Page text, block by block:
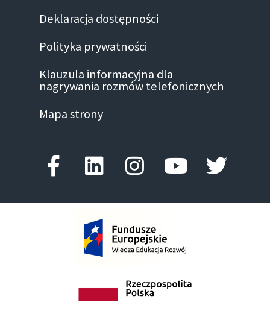
Deklaracja dostępności
Polityka prywatności
Klauzula informacyjna dla
nagrywania rozmów telefonicznych
Mapa strony
Facebook-f
LinkedinInstagram
Youtube